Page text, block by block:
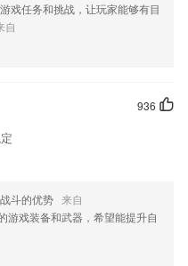
“汤米兔”都是不可缺少的优质
中心平台资料管理端等功能
戏任务和挑战，让玩家能够有目
自
936
斗的优势 来自
游戏装备和武器，希望能提升自